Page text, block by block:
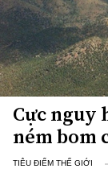
Cực nguy
ném bom
TIÊU ĐIỂM THẾ GIỚI